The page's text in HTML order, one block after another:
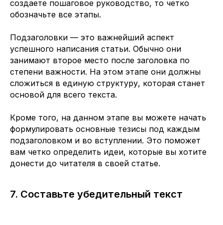
создаете пошаговое руководство, то четко
обозначьте все этапы.
Подзаголовки — это важнейший аспект
успешного написания статьи. Обычно они
занимают второе место после заголовка по
степени важности. На этом этапе они должны
сложиться в единую структуру, которая станет
основой для всего текста.
Кроме того, на данном этапе вы можете начать
формулировать основные тезисы под каждым
подзаголовком и во вступлении. Это поможет
вам четко определить идеи, которые вы хотите
донести до читателя в своей статье.
7. Составьте убедительный текст